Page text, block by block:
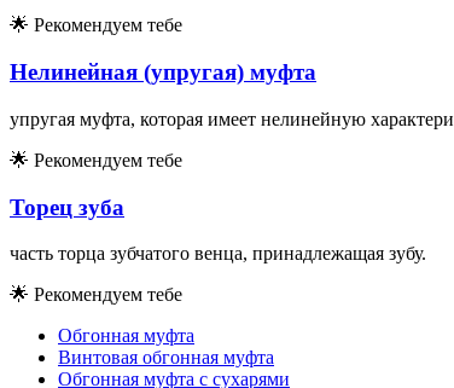
🌟 Рекомендуем тебе
Нелинейная (упругая) муфта
упругая муфта, которая имеет нелинейную
🌟 Рекомендуем тебе
Торец зуба
часть торца зубчатого венца, принадлежащая зубу.
🌟 Рекомендуем тебе
Обгонная муфта
Винтовая обгонная муфта
Обгонная муфта с сухарями